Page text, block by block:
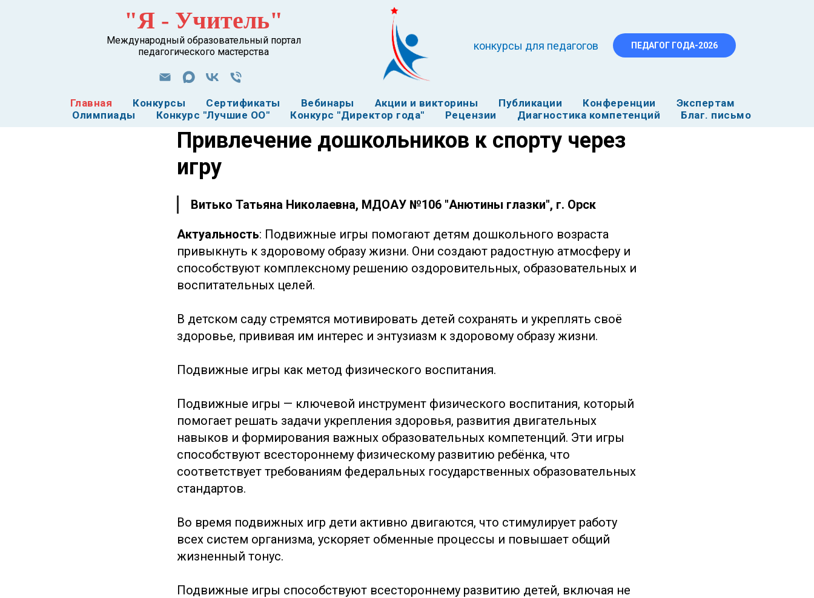
"Я - Учитель"
Международный образовательный портал
педагогического мастерства
конкурсы для педагогов ПЕДАГОГ ГОДА-2026
Главная Конкурсы Сертификаты Вебинары Акции и викторины Публикации Конференции
Экспертам
Олимпиады
Конкурс "Лучшие ОО" Конкурс "Директор года" Рецензии Диагностика компетенций Благ. письмо
Привлечение дошкольников к спорту через
игру
Витько Татьяна Николаевна, МДОАУ №106 "Анютины глазки", г. Орск
Актуальность: Подвижные игры помогают детям дошкольного возраста
привыкнуть к здоровому образу жизни. Они создают радостную атмосферу и
способствуют комплексному решению оздоровительных, образовательных и
воспитательных целей.
В детском саду стремятся мотивировать детей сохранять и укреплять своё
здоровье, прививая им интерес и энтузиазм к здоровому образу жизни.
Подвижные игры как метод физического воспитания.
Подвижные игры — ключевой инструмент физического воспитания, который
помогает решать задачи укрепления здоровья, развития двигательных
навыков и формирования важных образовательных компетенций. Эти игры
способствуют всестороннему физическому развитию ребёнка, что
соответствует требованиям федеральных государственных образовательных
стандартов.
Во время подвижных игр дети активно двигаются, что стимулирует работу
всех систем организма, ускоряет обменные процессы и повышает общий
жизненный тонус.
Подвижные игры способствуют всестороннему развитию детей, включая не